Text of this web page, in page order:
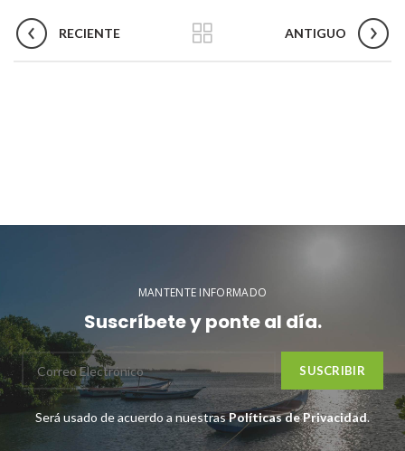
RECIENTE ANTIGUO
MANTENTE INFORMADO
Suscríbete y ponte al día.
Será usado de acuerdo a nuestrasPolíticas de Privacidad.